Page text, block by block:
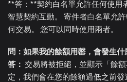
**答：**契約白名單允許任何使用
智慧契約互動。 寄件者白名單允
何交易。 您可以同時使用兩者。
問：如果我的餘額用罄，會發生什
答： 交易將被拒絕，並顯示「餘
定，我們會在您的餘額過低之前發